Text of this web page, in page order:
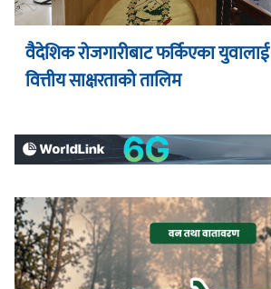
वैदेशिक रोजगारीबाट फर्किएका
वित्तीय साक्षरताको तालिम